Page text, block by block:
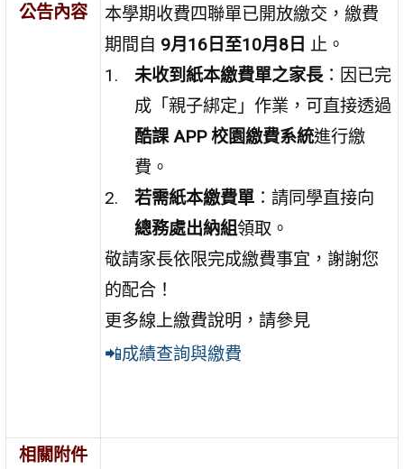
公告內容
本學期收費四聯單已開放繳交，繳費
期間自 9月16日至10月8日 止。
未收到紙本繳費單之家長：因已完
成「親子綁定」作業，可直接透過
酷課 APP 校園繳費系統進行繳
費。
若需紙本繳費單：請同學直接向
總務處出納組領取。
敬請家長依限完成繳費事宜，謝謝您
的配合！
更多線上繳費說明，請參見
📲成績查詢與繳費
相關附件